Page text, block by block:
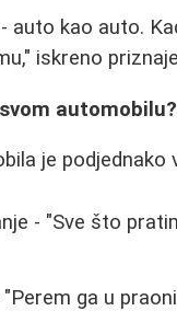
auto kao auto.
iskreno
automobilu?
je podjednako
- "Sve što
ga u